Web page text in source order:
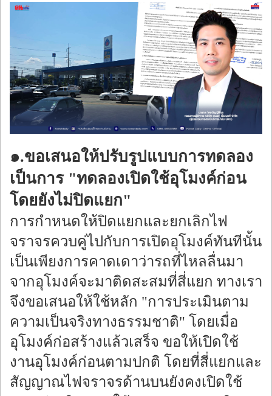
๑.ขอเสนอให้ปรับรูปแบบการทดลอง
เป็นการ "ทดลองเปิดใช้อุโมงค์ก่อน
โดยยังไม่ปิดแยก"
การกำหนดให้ปิดแยกและยกเลิกไฟ
จราจรควบคู่ไปกับการเปิดอุโมงค์ทันทีนั้น
เป็นเพียงการคาดเดาว่ารถที่ไหลลื่นมา
จากอุโมงค์จะมาติดสะสมที่สี่แยก ทางเรา
จึงขอเสนอให้ใช้หลัก "การประเมินตาม
ความเป็นจริงทางธรรมชาติ" โดยเมื่อ
อุโมงค์ก่อสร้างแล้วเสร็จ ขอให้เปิดใช้
งานอุโมงค์ก่อนตามปกติ โดยที่สี่แยกและ
สัญญาณไฟจราจรด้านบนยังคงเปิดใช้